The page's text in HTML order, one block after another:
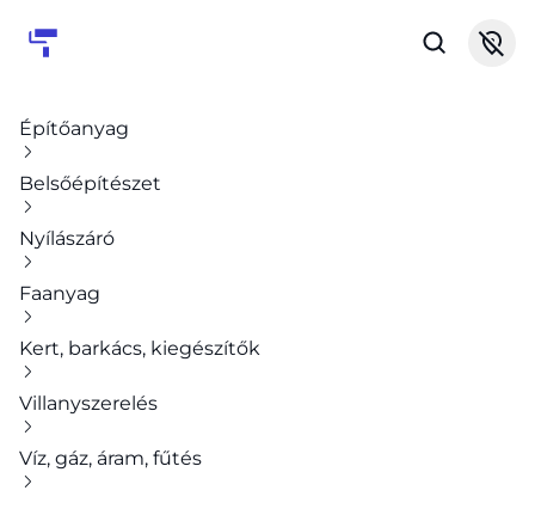
Építőanyag
Belsőépítészet
Nyílászáró
Faanyag
Kert, barkács, kiegészítők
Villanyszerelés
Víz, gáz, áram, fűtés